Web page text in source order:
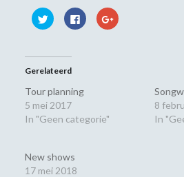
Klik
om
Twitter
(Wordt
in
nieuw
venster
geopend)
Klik
om
nieuw
venster
Klik
om
Gerelateerd
Tour planning
5 mei 2017
In "Geen categorie"
8
In
New shows
17 mei 2018